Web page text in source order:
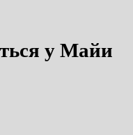
у Майи